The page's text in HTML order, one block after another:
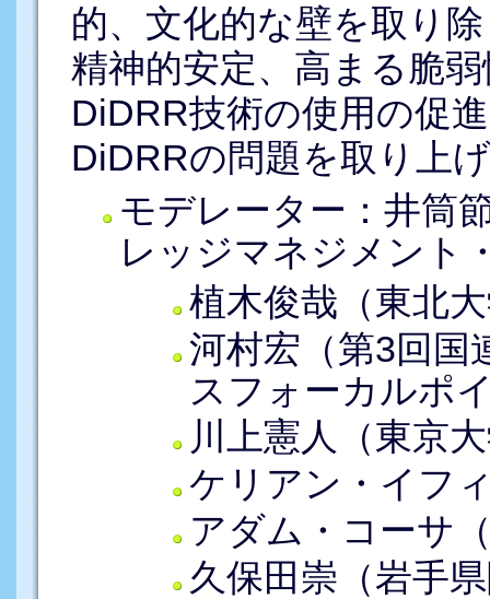
的、文化的な壁を取り
精神的安定、高まる脆
DiDRR技術の使用の促
DiDRRの問題を取り上
モデレーター：井筒
レッジマネジメント
植木俊哉（東北
河村宏（第3回
スフォーカルポ
川上憲人（東京
ケリアン・イフ
アダム・コーサ
久保田崇（岩手